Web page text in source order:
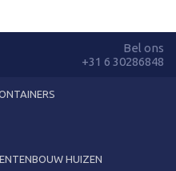
Bel ons
+31 6 30286848
HUIZEN